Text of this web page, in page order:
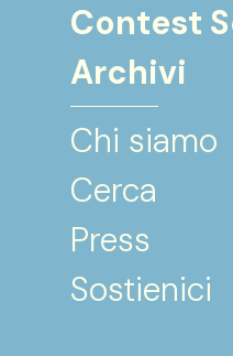
Contest
Archivi
Chi siamo
Cerca
Press
Sostienici